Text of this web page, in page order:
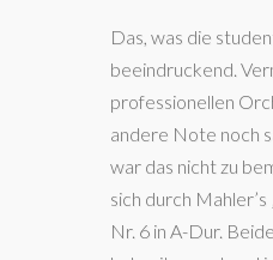
Das, was die
beeindruckend.
professionellen
andere Note noch
war das nicht zu
sich durch
Nr. 6 in A-Dur.